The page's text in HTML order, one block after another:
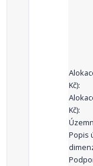
Kč):
Kč):
Popis